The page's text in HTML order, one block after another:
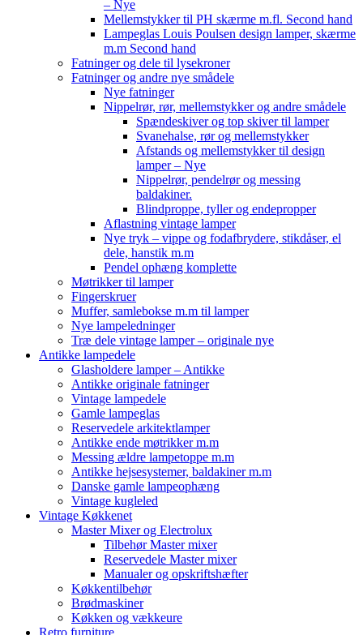
– Nye
Mellemstykker til PH skærme m.fl. Second hand
Lampeglas Louis Poulsen design lamper, skærme
m.m Second hand
Fatninger og dele til lysekroner
Fatninger og andre nye smådele
Nye fatninger
Nippelrør, rør, mellemstykker og andre smådele
Spændeskiver og top skiver til lamper
Svanehalse, rør og mellemstykker
Afstands og mellemstykker til design
lamper – Nye
Nippelrør, pendelrør og messing
baldakiner.
Blindproppe, tyller og endepropper
Aflastning vintage lamper
Nye tryk – vippe og fodafbrydere, stikdåser, el
dele, hanstik m.m
Pendel ophæng komplette
Møtrikker til lamper
Fingerskruer
Muffer, samlebokse m.m til lamper
Nye lampeledninger
Træ dele vintage lamper – originale nye
Antikke lampedele
Glasholdere lamper – Antikke
Antikke originale fatninger
Vintage lampedele
Gamle lampeglas
Reservedele arkitektlamper
Antikke ende møtrikker m.m
Messing ældre lampetoppe m.m
Antikke hejsesystemer, baldakiner m.m
Danske gamle lampeophæng
Vintage kugleled
Vintage Køkkenet
Master Mixer og Electrolux
Tilbehør Master mixer
Reservedele Master mixer
Manualer og opskriftshæfter
Køkkentilbehør
Brødmaskiner
Køkken og vækkeure
Retro furniture